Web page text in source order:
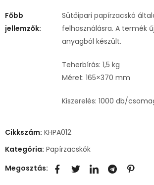
Főbb
jellemzők:
Sütőipari papírzacskó
felhasználásra. A termék
anyagból készült.
Teherbírás: 1,5 kg
Méret: 165×370 mm
Kiszerelés: 1000 db/
Cikkszám: KHPA012
Kategória: Papírzacskók
Megosztás: